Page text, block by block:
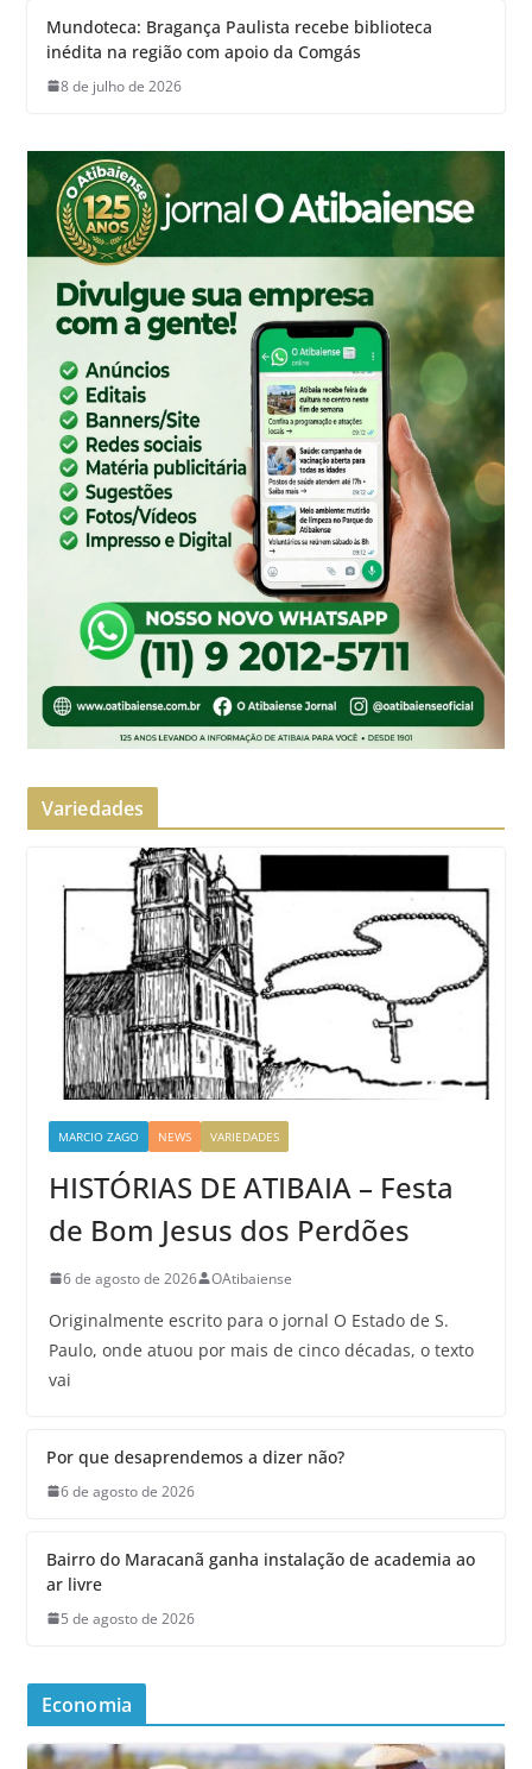
Mundoteca: Bragança Paulista recebe biblioteca
inédita na região com apoio da Comgás
8 de julho de 2026
Variedades
MARCIO ZAGO NEWS VARIEDADES
HISTÓRIAS DE ATIBAIA – Festa
de Bom Jesus dos Perdões
6 de agosto de 2026 OAtibaiense
Originalmente escrito para o jornal O Estado de S.
Paulo, onde atuou por mais de cinco décadas, o texto
vai
Por que desaprendemos a dizer não?
6 de agosto de 2026
Bairro do Maracanã ganha instalação de academia ao
ar livre
5 de agosto de 2026
Economia